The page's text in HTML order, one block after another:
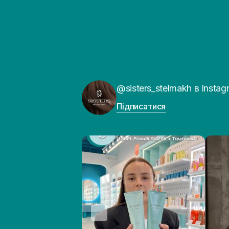
@sisters_stelmakh в
Підписатися